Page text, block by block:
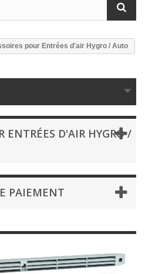
pour Entrées d'air Hygro / Auto
ENTRÉES D'AIR HYGRO /
PAIEMENT